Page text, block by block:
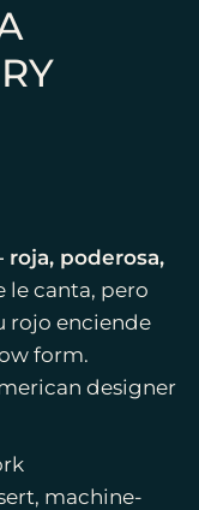
poderosa,
le canta, pero
rojo enciende
form.
designer
machine-